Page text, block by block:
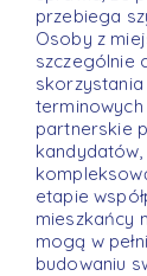
przebiega
Osoby z
szczególnie
terminowych
partnerskie
etapie
mieszkańcy
mogą w
budowaniu